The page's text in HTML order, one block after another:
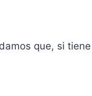
que, si